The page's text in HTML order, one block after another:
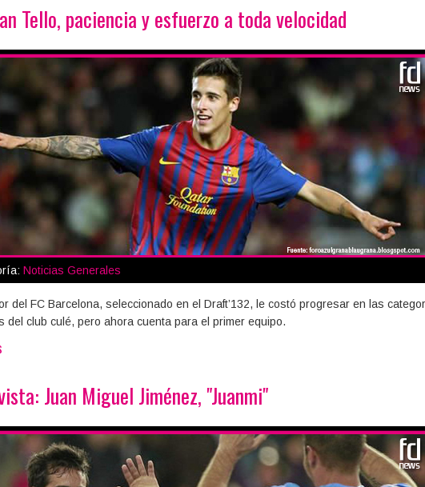
Tello, paciencia y esfuerzo a toda velocidad
Noticias Generales
del FC Barcelona, seleccionado en el Draft’132, le costó progresar en las
del club culé, pero ahora cuenta para el primer equipo.
Juan Miguel Jiménez, "Juanmi"